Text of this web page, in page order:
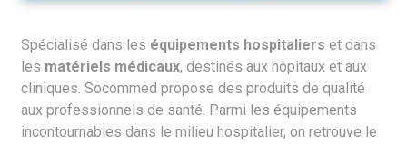
Spécialisé dans les équipements hospitaliers et dans
les matériels médicaux, destinés aux hôpitaux et aux
cliniques. Socommed propose des produits de qualité
aux professionnels de santé. Parmi les équipements
incontournables dans le milieu hospitalier, on retrouve le